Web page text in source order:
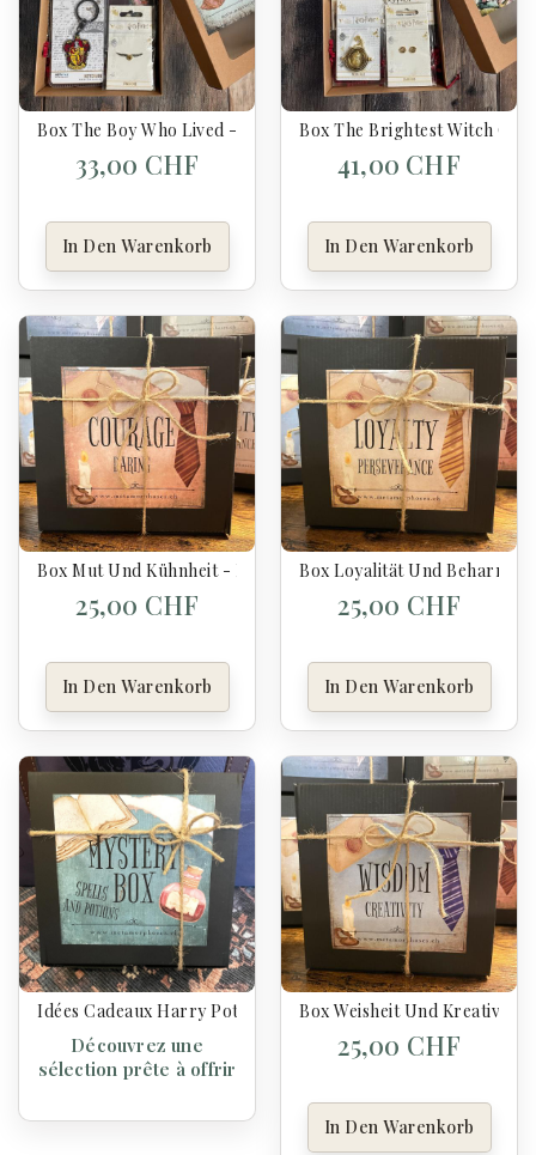
Box The Boy Who Lived - Harry Potter
33,00 CHF
In Den Warenkorb
Box The Brightest Witch Of
41,00 CHF
In Den Warenkorb
Box Mut Und Kühnheit - Harry Potter
25,00 CHF
In Den Warenkorb
Box Loyalität Und
25,00 CHF
In Den Warenkorb
Idées Cadeaux Harry Potter
Découvrez une
sélection prête à offrir
Box Weisheit Und
25,00 CHF
In Den Warenkorb